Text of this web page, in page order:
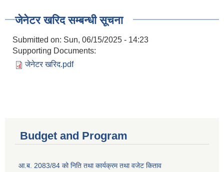
जेनेटर खरिद सम्बन्धी सूचना
Submitted on: Sun, 06/15/2025 - 14:23
Supporting Documents:
जेनेटर खरिद.pdf
Budget and Program
आ.ब. 2083/84 को निति तथा कार्यक्रम तथा वजेट किताव